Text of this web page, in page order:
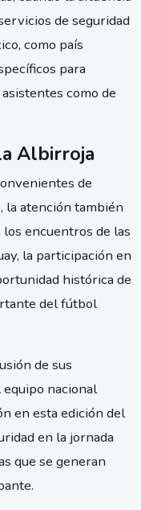
de seguridad
como país
para
como de
Albirroja
de
la atención también
encuentros de las
la participación en
histórica de
del fútbol
de sus
nacional
en esta edición del
en la jornada
que se generan